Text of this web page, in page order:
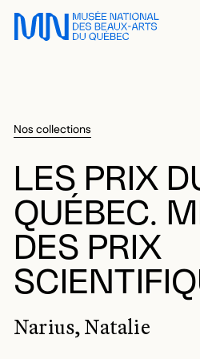
Sauter au menu principal
Sauter au contenu principal
Sauter au pied de page
Nos collections
LES PRIX
QUÉBEC.
DES PRIX
Narius, Natalie